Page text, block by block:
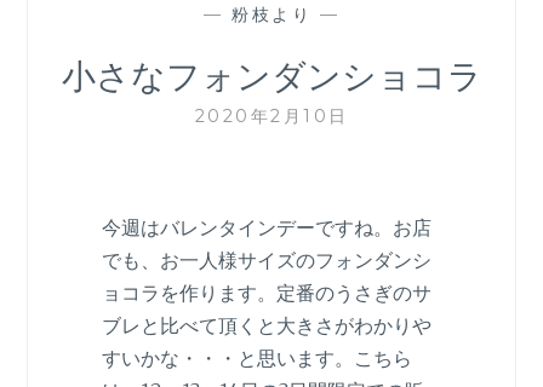
— 粉枝より —
小さなフォンダンショコラ
2020年2月10日
今週はバレンタインデーですね。お店
でも、お一人様サイズのフォンダンシ
ョコラを作ります。定番のうさぎのサ
ブレと比べて頂くと大きさがわかりや
すいかな・・・と思います。こちら